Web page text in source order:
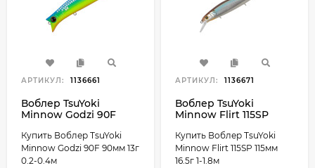
АРТИКУЛ: 1136661
Воблер TsuYoki
Minnow Godzi 90F
Купить Воблер TsuYoki
Minnow Godzi 90F 90мм 13г
0.2-0.4м
АРТИКУЛ: 1136671
Воблер TsuYoki
Minnow Flirt 115SP
Купить Воблер TsuYoki
Minnow Flirt 115SP 115мм
16.5г 1-1.8м